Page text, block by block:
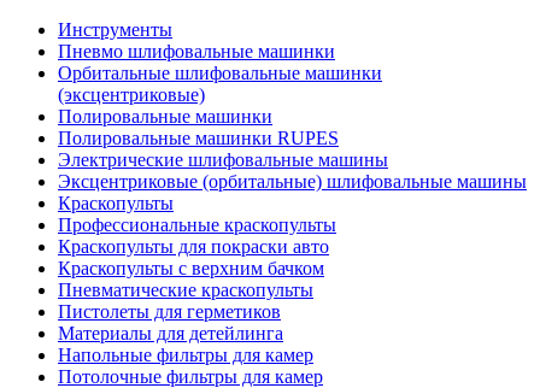
Инструменты
Пневмо шлифовальные машинки
Орбитальные шлифовальные машинки
(эксцентриковые)
Полировальные машинки
Полировальные машинки RUPES
Электрические шлифовальные машины
Эксцентриковые (орбитальные) шлифовальные машины
Краскопульты
Профессиональные краскопульты
Краскопульты для покраски авто
Краскопульты с верхним бачком
Пневматические краскопульты
Пистолеты для герметиков
Материалы для детейлинга
Напольные фильтры для камер
Потолочные фильтры для камер